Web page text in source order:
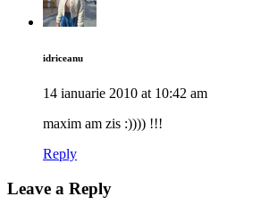
idriceanu
14 ianuarie 2010 at 10:42 am
maxim am zis :)))) !!!
Reply
Leave a Reply